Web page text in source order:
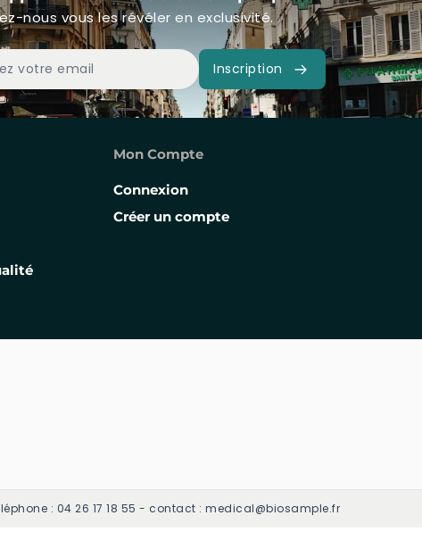
nous vous les révéler en exclusivité.
Inscription
Mon Compte
Connexion
Créer un compte
: 04 26 17 18 55 - contact : medical@biosample.fr